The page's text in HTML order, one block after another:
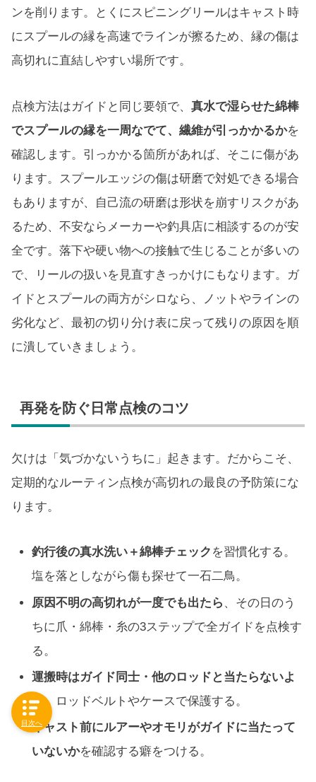
ンを削ります。とくにスピニングリールはキャスト時
にスプールの縁を高速でラインが擦るため、縁の傷は
高切れに直結しやすい場所です。
点検方法はガイドと同じ要領で、 真水で湿らせた綿棒
でスプールの縁を一周なでて、繊維が引っかかるかを
確認します。引っかかる箇所があれば、そこに傷があ
ります。スプールエッジの傷は研磨で対処できる場合
もありますが、自己流の研磨は形状を崩すリスクがあ
るため、不安ならメーカーや釣具店に相談するのが安
全です。落下や硬い物への接触で生じることが多いの
で、リールの扱いを見直すきっかけにもなります。ガ
イドとスプールの両方がシロなら、ノットやラインの
劣化など、最初の切り分け表に戻って残りの原因を順
に潰していきましょう。
再発を防ぐ日常点検のコツ
欠けは「気づかないうちに」起きます。だからこそ、
定期的なルーティン点検が高切れの最良の予防策にな
ります。
釣行後の真水洗い＋綿棒チェック を習慣化する。
塩を落としながら傷も探せて一石二鳥。
原因不明の高切れが一度でも出たら 、その日のう
ちに爪・綿棒・糸の3ステップで全ガイドを点検す
る。
運搬時はガイド同士・他のロッドと当たらないよ
う、ロッドベルトやケースで保護する。
キャスト前にルアーやオモリがガイドに当たって
いないかを確認する癖をつける。
目次へ